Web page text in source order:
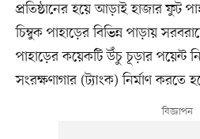
প্রতিষ্ঠানের হয়ে আড়াই হাজার ফুট
চিম্বুক পাহাড়ের বিভিন্ন পাড়ায়
পাহাড়ের কয়েকটি উঁচু চূড়ার পয়েন্ট
সংরক্ষণাগার (ট্যাংক) নির্মাণ করতে